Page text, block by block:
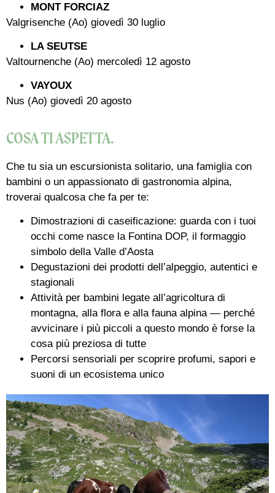
MONT FORCIAZ
Valgrisenche (Ao) giovedì 30 luglio
LA SEUTSE
Valtournenche (Ao) mercoledì 12 agosto
VAYOUX
Nus (Ao) giovedì 20 agosto
COSA TI ASPETTA.
Che tu sia un escursionista solitario, una famiglia con
bambini o un appassionato di gastronomia alpina,
troverai qualcosa che fa per te:
Dimostrazioni di caseificazione: guarda con i tuoi
occhi come nasce la Fontina DOP, il formaggio
simbolo della Valle d’Aosta
Degustazioni dei prodotti dell’alpeggio, autentici e
stagionali
Attività per bambini legate all’agricoltura di
montagna, alla flora e alla fauna alpina — perché
avvicinare i più piccoli a questo mondo è forse la
cosa più preziosa di tutte
Percorsi sensoriali per scoprire profumi, sapori e
suoni di un ecosistema unico